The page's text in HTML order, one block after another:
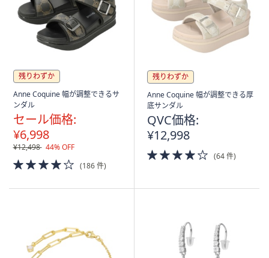
残りわずか
Anne Coquine 幅が調整できるサ
ンダル
セール価格:
¥6,998
¥12,498 44% OFF
4.0
of
(186 件)
残りわずか
Anne Coquine 幅が調整できる厚
底サンダル
QVC価格:
¥12,998
4.0
of
(64 件)